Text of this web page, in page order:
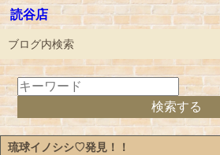
読谷店
ブログ内検索
琉球イノシシ♡発見！！